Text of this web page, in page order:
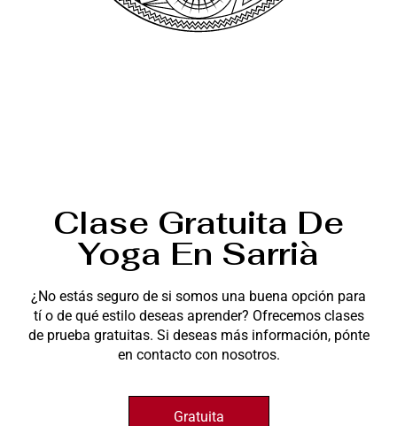
Clase Gratuita De
Yoga En Sarrià
¿No estás seguro de si somos una buena opción para
tí o de qué estilo deseas aprender? Ofrecemos clases
de prueba gratuitas. Si deseas más información, pónte
en contacto con nosotros.
Gratuita